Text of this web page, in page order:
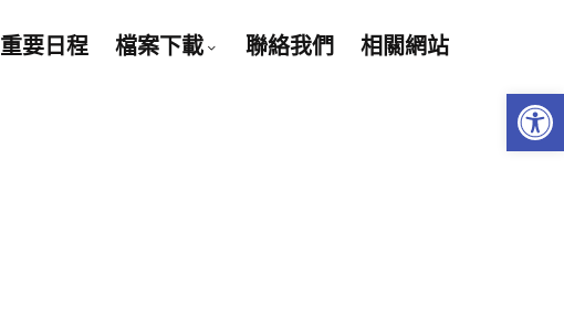
重要日程 檔案下載 聯絡我們 相關網站